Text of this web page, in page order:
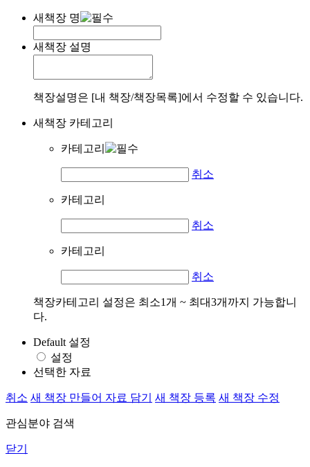
새책장 명
새책장 설명
책장설명은 [내 책장/책장목록]에서 수정할 수 있습니다.
새책장 카테고리
카테고리
취소
카테고리
취소
카테고리
취소
책장카테고리 설정은 최소1개 ~ 최대3개까지 가능합니
다.
Default 설정
설정
선택한 자료
취소 새 책장 만들어 자료 담기 새 책장 등록 새 책장 수정
관심분야 검색
닫기